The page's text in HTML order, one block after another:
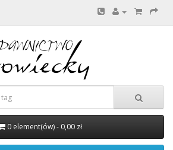
0 element(ów) - 0,00 zł